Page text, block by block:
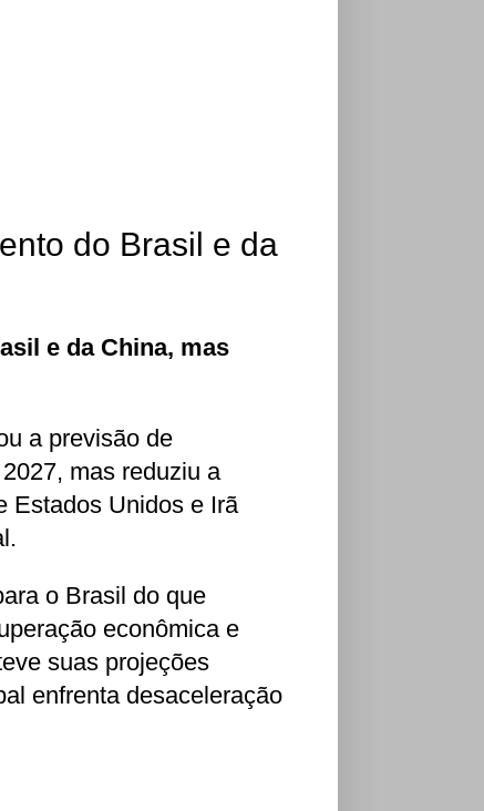
do Brasil e da
e da China, mas
a previsão de
mas reduziu a
Estados Unidos e Irã
o Brasil do que
econômica e
suas projeções
enfrenta desaceleração